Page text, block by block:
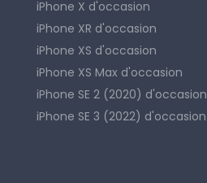
iPhone X d'occasion
iPhone XR d'occasion
iPhone XS d'occasion
iPhone XS Max d'occasion
iPhone SE 2 (2020) d'occasion
iPhone SE 3 (2022) d'occasion